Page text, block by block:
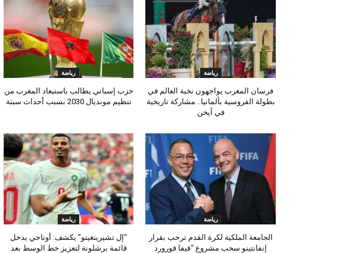
رياضة
فرسان المغرب يواجهون نخبة العالم في
بطولة الفروسية بألمانيا.. مشاركة تاريخية
في آيخن
رياضة
حزب إسباني يطالب باستبعاد المغرب من
تنظيم مونديال 2030 بسبب أحداث سبتة
رياضة
الجامعة الملكية لكرة القدم ترحب بقرار
إنفانتينو سحب مشروع “فيفا فورورد
رياضة
“إل تشيرينغيتو” يكشف: أوناحي يدخل
قائمة برشلونة لتعزيز خط الوسط بعد